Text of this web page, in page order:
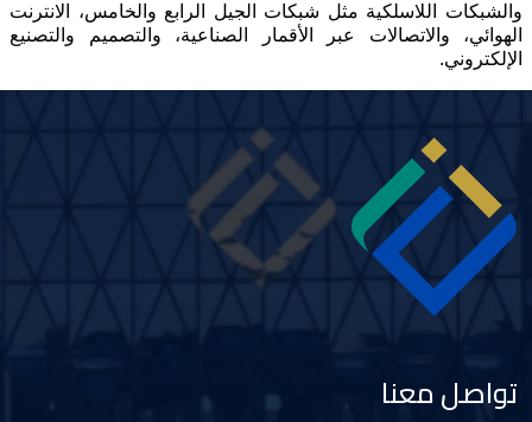
اللاسلكية مثل شبكات الجيل الرابع والخامس، الانترنت
والاتصالات عبر الأقمار الصناعية، والتصميم والتصنيع
تواصل معنا